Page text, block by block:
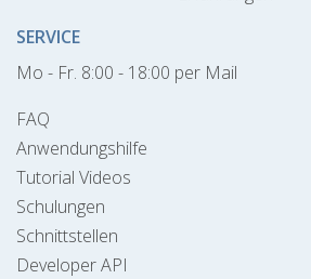
SERVICE
Mo - Fr. 8:00 - 18:00 per Mail
FAQ
Anwendungshilfe
Tutorial Videos
Schulungen
Schnittstellen
Developer API